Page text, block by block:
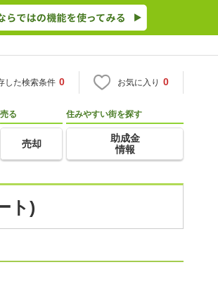
した検索条件 0 お気に入り 0
売る
売却
住みやすい街を探す
助成金
情報
ト)